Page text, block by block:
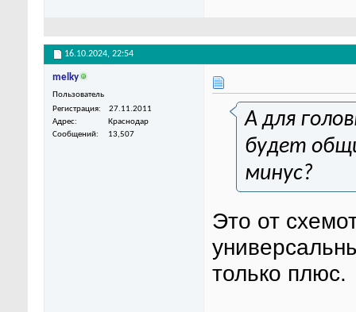
16.10.2024, 22:54
melky
Пользователь
Регистрация
27.11.2011
Адрес
Краснодар
Сообщений
13,507
А для
будет
минус?
Это от
только плюс.